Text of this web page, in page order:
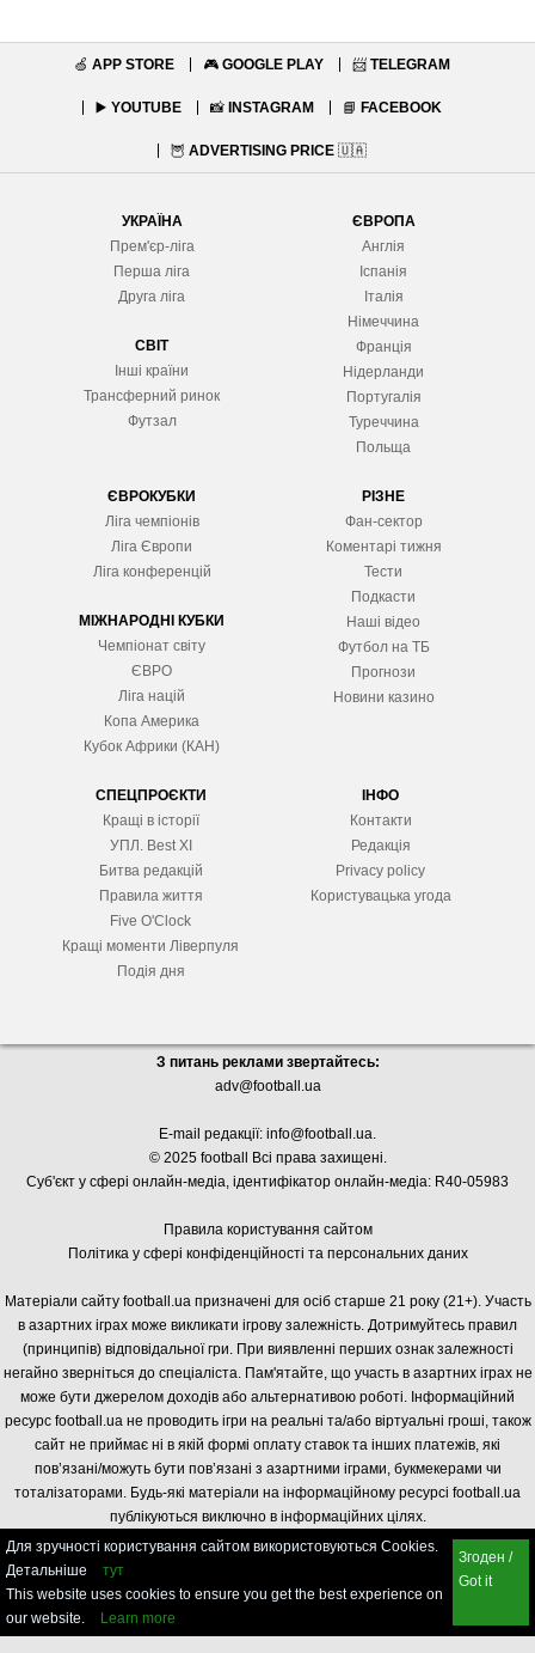
🍏 APP STORE 🎮 GOOGLE PLAY 📨 TELEGRAM
▶️ YOUTUBE 📸 INSTAGRAM 📘 FACEBOOK
🦉 ADVERTISING PRICE 🇺🇦
УКРАЇНА
Прем'єр-ліга
Перша ліга
Друга ліга
СВІТ
Інші країни
Трансферний ринок
Футзал
ЄВРОПА
Англія
Іспанія
Італія
Німеччина
Франція
Нідерланди
Португалія
Туреччина
Польща
ЄВРОКУБКИ
Ліга чемпіонів
Ліга Європи
Ліга конференцій
МІЖНАРОДНІ КУБКИ
Чемпіонат світу
ЄВРО
Ліга націй
Копа Америка
Кубок Африки (КАН)
РІЗНЕ
Фан-сектор
Коментарі тижня
Тести
Подкасти
Наші відео
Футбол на ТБ
Прогнози
Новини казино
СПЕЦПРОЄКТИ
Кращі в історії
УПЛ. Best XІ
Битва редакцій
Правила життя
Five O'Clock
Кращі моменти Ліверпуля
Подія дня
ІНФО
Контакти
Редакція
Privacy policy
Користувацька угода
З питань реклами звертайтесь:
adv@football.ua
E-mail редакції: info@football.ua.
© 2025 football Всі права захищені.
Суб'єкт у сфері онлайн-медіа, ідентифікатор онлайн-медіа: R40-05983
Правила користування сайтом
Політика у сфері конфіденційності та персональних даних
Матеріали сайту football.ua призначені для осіб старше 21 року (21+). Участь
в азартних іграх може викликати ігрову залежність. Дотримуйтесь правил
(принципів) відповідальної гри. При виявленні перших ознак залежності
негайно зверніться до спеціаліста. Пам'ятайте, що участь в азартних іграх не
може бути джерелом доходів або альтернативою роботі. Інформаційний
ресурс football.ua не проводить ігри на реальні та/або віртуальні гроші, також
сайт не приймає ні в якій формі оплату ставок та інших платежів, які
пов’язані/можуть бути пов’язані з азартними іграми, букмекерами чи
тоталізаторами. Будь-які матеріали на інформаційному ресурсі football.ua
публікуються виключно в інформаційних цілях.
Для зручності користування сайтом використовуються Cookies.
Детальніше
тут
This website uses cookies to ensure you get the best experience on
our website.
Learn more
Згоден /
Got it